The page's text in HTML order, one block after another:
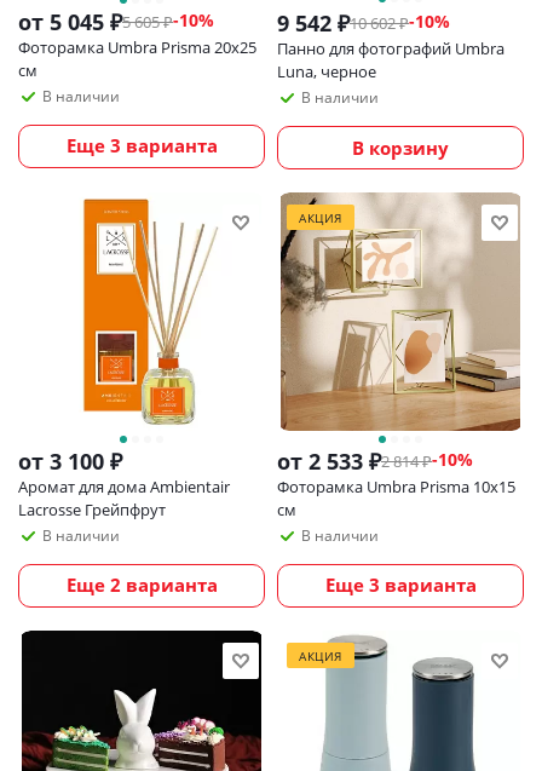
от 5 045 ₽5 605 ₽-10%
Фоторамка Umbra Prisma 20х25
см
В наличии
Еще 3 варианта
9 542 ₽10 602₽-10%
Панно для фотографий Umbra
Luna, черное
В наличии
В корзину
от 3 100 ₽
Аромат для дома Ambientair
Lacrosse Грейпфрут
В наличии
Еще 2 варианта
АКЦИЯ
от 2 533 ₽2 814 ₽-10%
Фоторамка Umbra Prisma 10х15
см
В наличии
Еще 3 варианта
АКЦИЯ